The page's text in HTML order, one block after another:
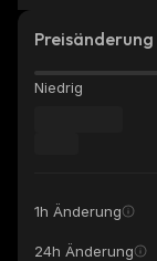
Preisänderung
Niedrig
1h Änderung
24h Änderung